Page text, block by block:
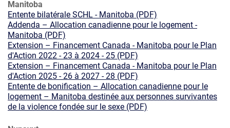
Manitoba
Entente bilatérale SCHL - Manitoba (PDF)
Addenda – Allocation canadienne pour le logement -
Manitoba (PDF)
Extension – Financement Canada - Manitoba pour le Plan
d'Action 2022 - 23 à 2024 - 25 (PDF)
Extension – Financement Canada - Manitoba pour le Plan
d'Action 2025 - 26 à 2027 - 28 (PDF)
Entente de bonification – Allocation canadienne pour le
logement – Manitoba destinée aux personnes survivantes
de la violence fondée sur le sexe (PDF)